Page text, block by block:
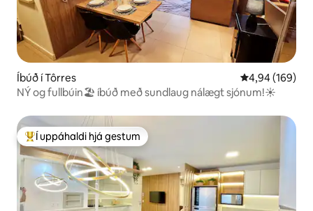
Íbúð í Tôrres 4,94 af 5 í
4,94 (169)
NÝ og fullbúin🏖 íbúð með sundlaug nálægt sjónum!☀️
Í mestu uppáhaldi hjá gestum
Í uppáhaldi hjá gestum